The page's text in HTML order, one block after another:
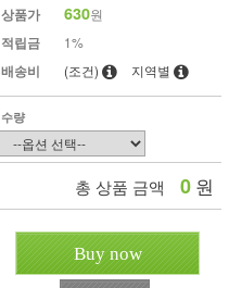
상품가 630원
적립금 1%
배송비 (조건) 지역별
수량
총 상품 금액 0 원
Buy now